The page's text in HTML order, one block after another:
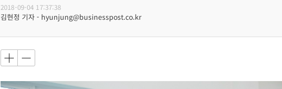
2018-09-04 17:37:38
김현정 기자 - hyunjung@businesspost.co.kr